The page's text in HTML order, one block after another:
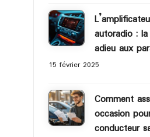
autoradio :
adieu aux
15 février 2025
Comment
occasion
conducteur